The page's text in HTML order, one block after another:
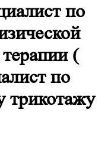
по
(
по
трикотажу